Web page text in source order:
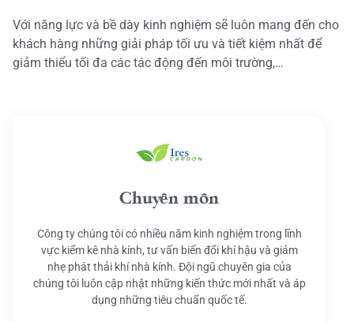
Với năng lực và bề dày kinh nghiệm sẽ luôn mang đến cho
khách hàng những giải pháp tối ưu và tiết kiệm nhất để
giảm thiểu tối đa các tác động đến môi trường,…
Chuyên môn
Công ty chúng tôi có nhiều năm kinh nghiệm trong lĩnh
vực kiểm kê nhà kính, tư vấn biến đổi khí hậu và giảm
nhẹ phát thải khí nhà kính. Đội ngũ chuyên gia của
chúng tôi luôn cập nhật những kiến thức mới nhất và áp
dụng những tiêu chuẩn quốc tế.